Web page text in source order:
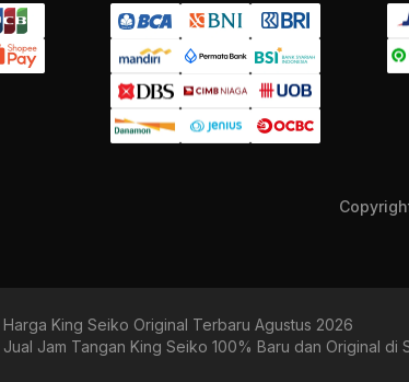
Harga King Seiko Original Terbaru Agustus 2026
Jual Jam Tangan King Seiko 100% Baru dan Original di